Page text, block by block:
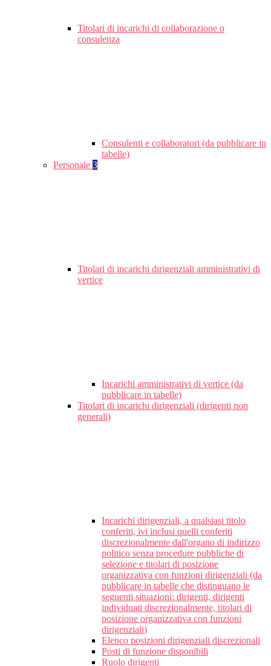
Titolari di incarichi di collaborazione o
consulenza
Consulenti e collaboratori (da pubblicare in
tabelle)
Personale 3
Titolari di incarichi dirigenziali amministrativi di
vertice
Incarichi amministrativi di vertice (da
pubblicare in tabelle)
Titolari di incarichi dirigenziali (dirigenti non
generali)
Incarichi dirigenziali, a qualsiasi titolo
conferiti, ivi inclusi quelli conferiti
discrezionalmente dall'organo di indirizzo
politico senza procedure pubbliche di
selezione e titolari di posizione
organizzativa con funzioni dirigenziali (da
pubblicare in tabelle che distinguano le
seguenti situazioni: dirigenti, dirigenti
individuati discrezionalmente, titolari di
posizione organizzativa con funzioni
dirigenziali)
Elenco posizioni dirigenziali discrezionali
Posti di funzione disponibili
Ruolo dirigenti